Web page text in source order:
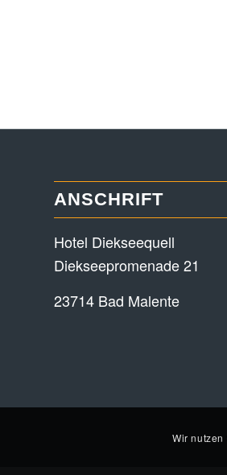
ANSCHRIFT
Hotel Diekseequell
Diekseepromenade 21
23714 Bad Malente
Wir